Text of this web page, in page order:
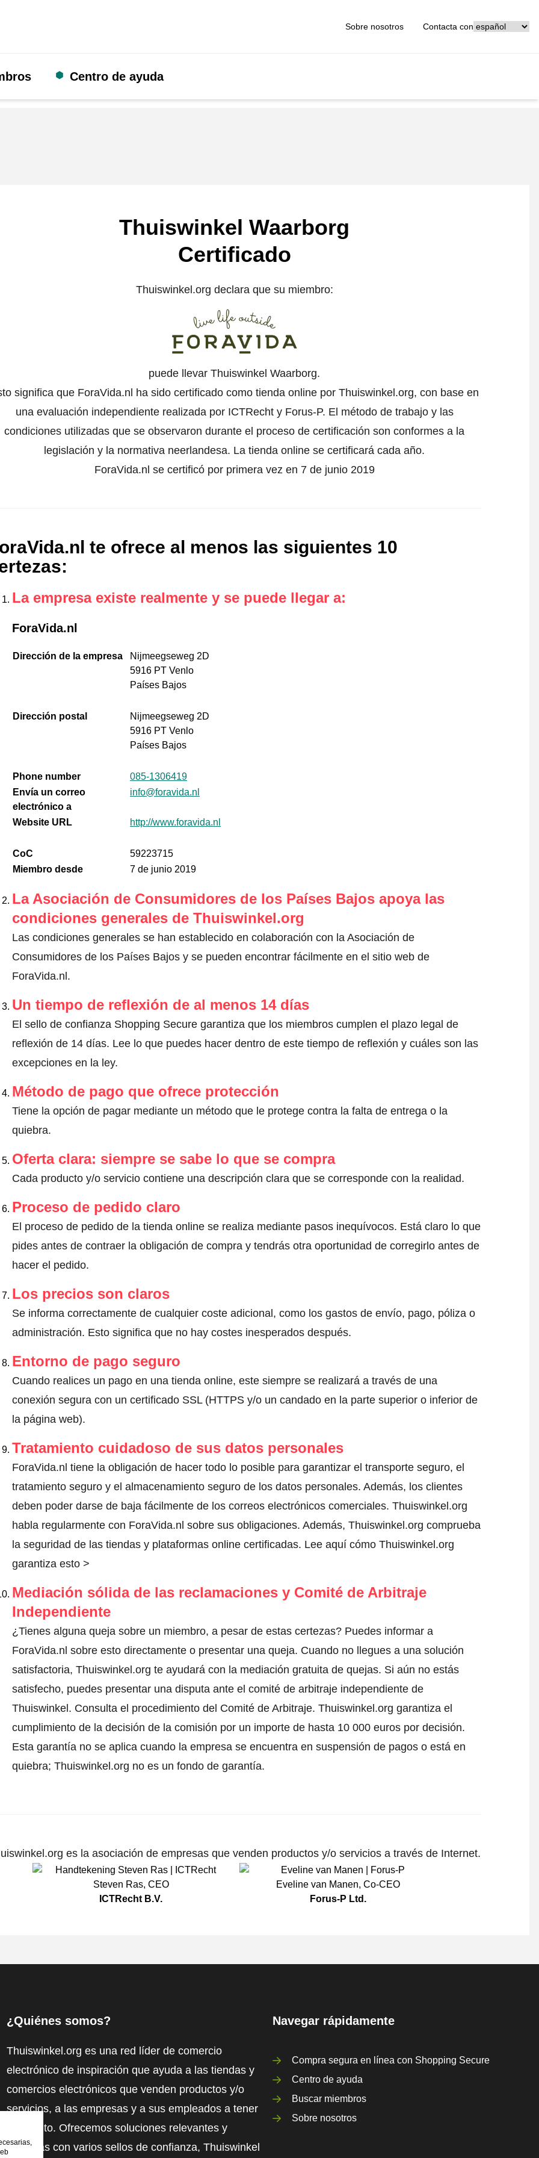
Sobre nosotros Contacta con
Centro de ayuda
Thuiswinkel Waarborg
Certificado
Thuiswinkel.org declara que su miembro:
puede llevar Thuiswinkel Waarborg.
significa que ForaVida.nl ha sido certificado como tienda online por Thuiswinkel.org, con base en
una evaluación independiente realizada por ICTRecht y Forus-P. El método de trabajo y las
condiciones utilizadas que se observaron durante el proceso de certificación son conformes a la
legislación y la normativa neerlandesa. La tienda online se certificará cada año.
ForaVida.nl se certificó por primera vez en 7 de junio 2019
te ofrece al menos las siguientes 10
:
La empresa existe realmente y se puede llegar a:
ForaVida.nl
Dirección de la empresa
Nijmeegseweg 2D
5916 PT Venlo
Países Bajos
Dirección postal
Nijmeegseweg 2D
5916 PT Venlo
Países Bajos
Phone number
085-1306419
Envía un correo
electrónico a
info@foravida.nl
Website URL http://www.foravida.nl
CoC
59223715
Miembro desde
7 de junio 2019
La Asociación de Consumidores de los Países Bajos apoya las
condiciones generales de Thuiswinkel.org
Las condiciones generales se han establecido en colaboración con la Asociación de
Consumidores de los Países Bajos y se pueden encontrar fácilmente en el sitio web de
ForaVida.nl.
Un tiempo de reflexión de al menos 14 días
El sello de confianza Shopping Secure garantiza que los miembros cumplen el plazo legal de
reflexión de 14 días. Lee lo que puedes hacer dentro de este tiempo de reflexión y cuáles son las
excepciones en la ley.
Método de pago que ofrece protección
Tiene la opción de pagar mediante un método que le protege contra la falta de entrega o la
quiebra.
Oferta clara: siempre se sabe lo que se compra
Cada producto y/o servicio contiene una descripción clara que se corresponde con la realidad.
Proceso de pedido claro
El proceso de pedido de la tienda online se realiza mediante pasos inequívocos. Está claro lo que
pides antes de contraer la obligación de compra y tendrás otra oportunidad de corregirlo antes de
hacer el pedido.
Los precios son claros
Se informa correctamente de cualquier coste adicional, como los gastos de envío, pago, póliza o
administración. Esto significa que no hay costes inesperados después.
Entorno de pago seguro
Cuando realices un pago en una tienda online, este siempre se realizará a través de una
conexión segura con un certificado SSL (HTTPS y/o un candado en la parte superior o inferior de
la página web).
Tratamiento cuidadoso de sus datos personales
ForaVida.nl tiene la obligación de hacer todo lo posible para garantizar el transporte seguro, el
tratamiento seguro y el almacenamiento seguro de los datos personales. Además, los clientes
deben poder darse de baja fácilmente de los correos electrónicos comerciales. Thuiswinkel.org
habla regularmente con ForaVida.nl sobre sus obligaciones. Además, Thuiswinkel.org comprueba
la seguridad de las tiendas y plataformas online certificadas. Lee aquí cómo Thuiswinkel.org
garantiza esto >
Mediación sólida de las reclamaciones y Comité de Arbitraje
Independiente
¿Tienes alguna queja sobre un miembro, a pesar de estas certezas? Puedes informar a
ForaVida.nl sobre esto directamente o presentar una queja. Cuando no llegues a una solución
satisfactoria, Thuiswinkel.org te ayudará con la mediación gratuita de quejas. Si aún no estás
satisfecho, puedes presentar una disputa ante el comité de arbitraje independiente de
Thuiswinkel. Consulta el procedimiento del Comité de Arbitraje. Thuiswinkel.org garantiza el
cumplimiento de la decisión de la comisión por un importe de hasta 10 000 euros por decisión.
Esta garantía no se aplica cuando la empresa se encuentra en suspensión de pagos o está en
quiebra; Thuiswinkel.org no es un fondo de garantía.
es la asociación de empresas que venden productos y/o servicios a través de Internet.
Steven Ras, CEO
ICTRecht B.V.
Eveline van Manen, Co-CEO
Forus-P Ltd.
¿Quiénes somos?
Thuiswinkel.org es una red líder de comercio
electrónico de inspiración que ayuda a las tiendas y
comercios electrónicos que venden productos y/o
servicios, a las empresas y a sus empleados a tener
más éxito. Ofrecemos soluciones relevantes y
prácticas con varios sellos de confianza, Thuiswinkel
Navegar rápidamente
Compra segura en línea con Shopping Secure
Centro de ayuda
Buscar miembros
Sobre nosotros